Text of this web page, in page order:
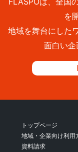
を
地域を舞台にした
面白い企
トップページ
地域・企業向け利用
資料請求